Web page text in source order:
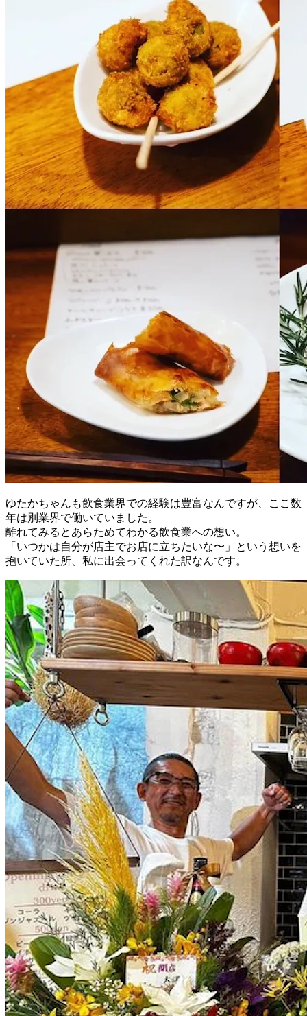
ゆたかちゃんも飲食業界での経験は豊富なんですが、ここ数
年は別業界で働いていました。
離れてみるとあらためてわかる飲食業への想い。
「いつかは自分が店主でお店に立ちたいな〜」という想いを
抱いていた所、私に出会ってくれた訳なんです。